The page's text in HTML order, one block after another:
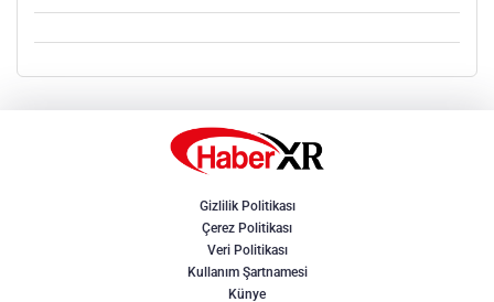
Gizlilik Politikası
Çerez Politikası
Veri Politikası
Kullanım Şartnamesi
Künye